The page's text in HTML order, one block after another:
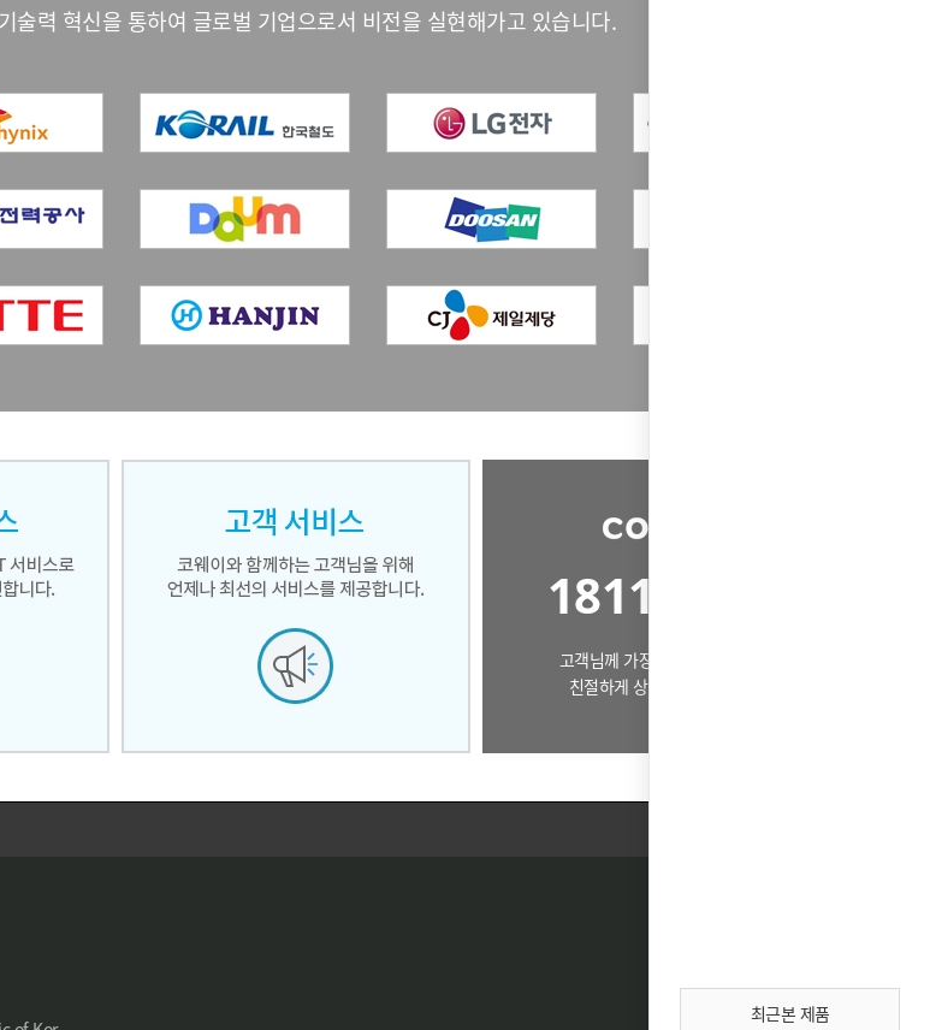
술력 혁신을 통하여 글로벌 기업으로서 비전을 실현해가고 있습니다.
1811-0860
고객님께 가장 알맞은 제품으로
친절하게 상담드리겠습니다.
최근본 제품